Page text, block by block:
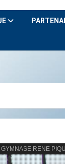
GYMNASE RENE